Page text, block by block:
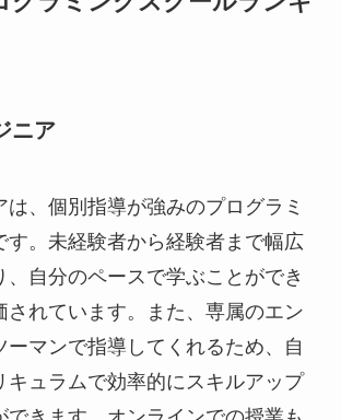
ニア
、個別指導が強みのプログラミ
す。未経験者から経験者まで幅広
、自分のペースで学ぶことができ
されています。また、専属のエン
ーマンで指導してくれるため、自
キュラムで効率的にスキルアップ